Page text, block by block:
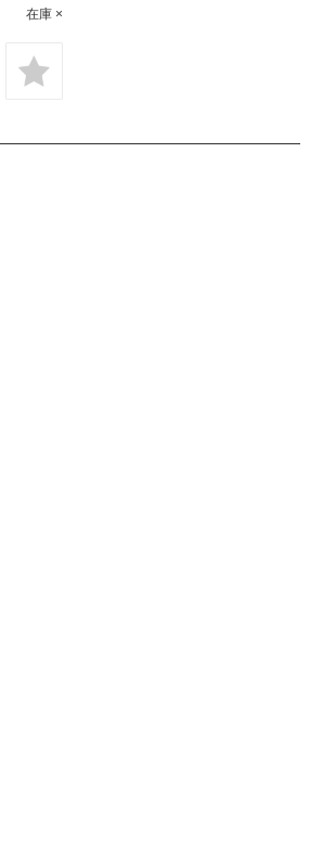
在庫 ×